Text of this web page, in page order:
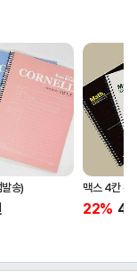
송) 맥스 4칸 수
22%